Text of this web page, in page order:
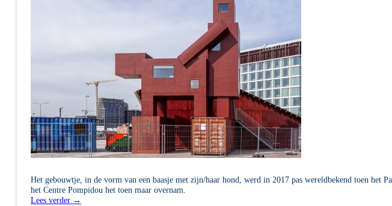
Het gebouwtje, in de vorm van een baasje met zijn/haar hond, werd in 2017 pas wereldbekend toen het
het Centre Pompidou het toen maar overnam.
Lees verder →